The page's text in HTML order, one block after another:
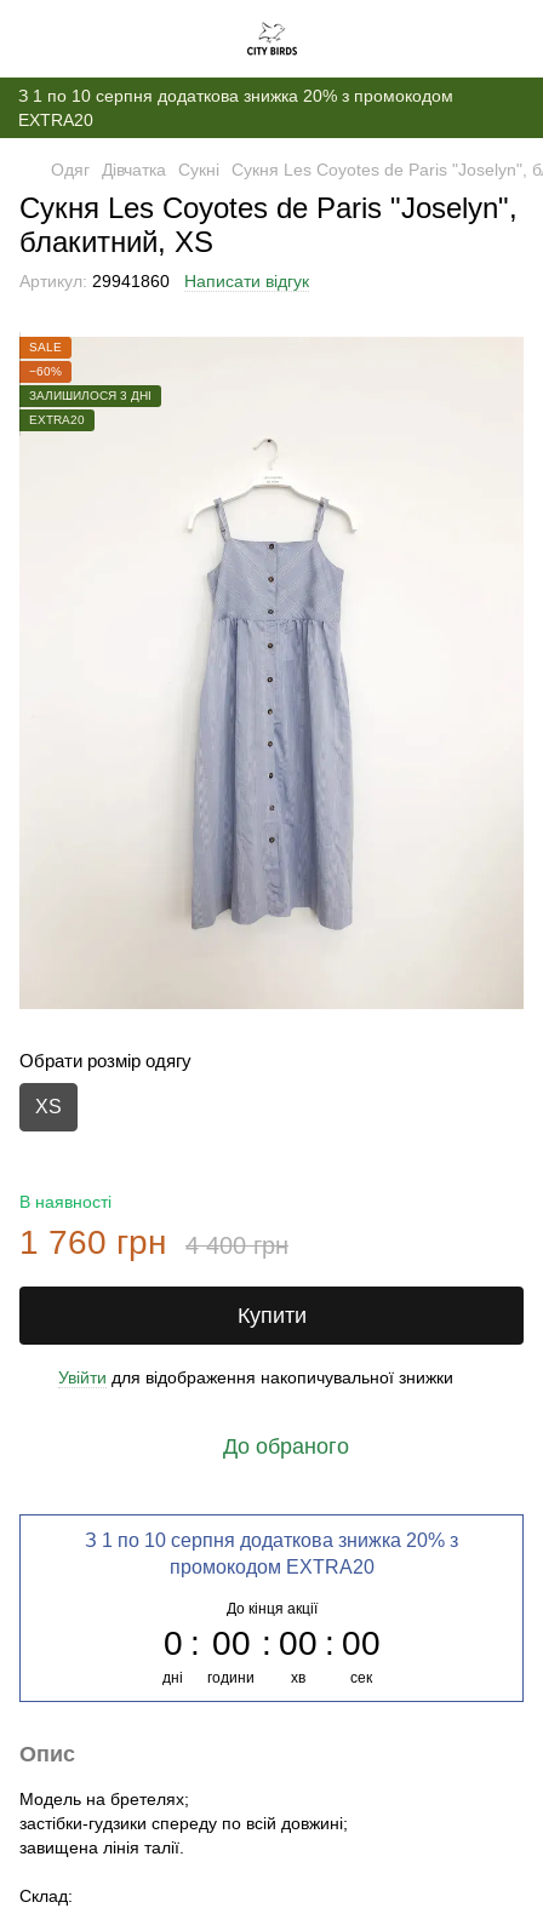
З 1 по 10 серпня додаткова знижка 20% з промокодом
EXTRA20
Одяг Дівчатка Сукні Сукня Les Coyotes de Paris "Joselyn",
Сукня Les Coyotes de Paris "Joselyn",
блакитний, XS
Артикул: 29941860 Написати відгук
SALE
−60%
ЗАЛИШИЛОСЯ 3 ДНІ
EXTRA20
Обрати розмір одягу
XS
В наявності
1 760 грн 4 400 грн
Купити
Увійти для відображення накопичувальної знижки
До обраного
З 1 по 10 серпня додаткова знижка 20% з
промокодом EXTRA20
До кінця акції
0
дні
00
години
00
хв
00
сек
Опис
Модель на бретелях;
застібки-гудзики спереду по всій довжині;
завищена лінія талії.
Склад: